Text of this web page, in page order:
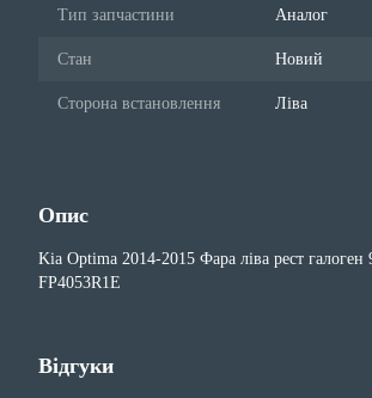
Тип запчастини Аналог
Стан Новий
Сторона встановлення Ліва
Опис
Kia Optima 2014-2015 Фара ліва рест галоген
FP4053R1E
Відгуки